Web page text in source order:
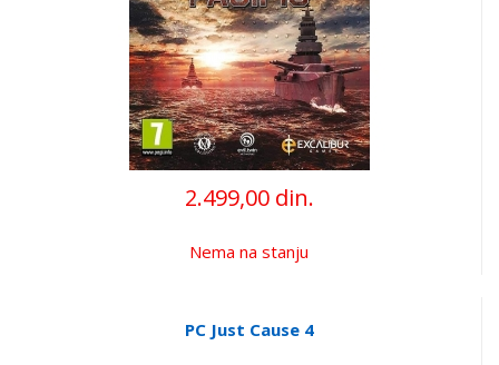
2.499,00 din.
Nema na stanju
PC Just Cause 4